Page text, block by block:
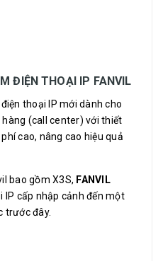
ĐIỆN THOẠI IP FANVIL
điện thoại IP mới dành cho
(call center) với thiết
cao, nâng cao hiệu quả
bao gồm X3S, FANVIL
IP cấp nhập cảnh đến một
trước đây.